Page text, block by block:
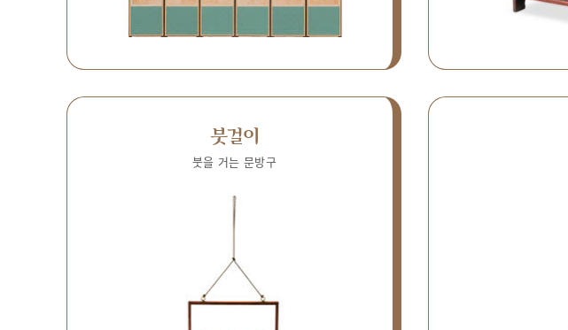
붓걸이
붓을 거는 문방구